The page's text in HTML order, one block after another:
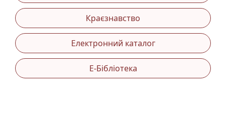
Краєзнавство
Електронний каталог
Е-Бібліотека